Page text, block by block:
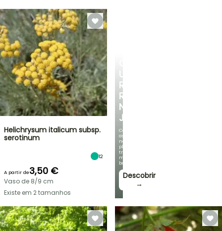
UM
RECANTO
REFRESCANTE
NO
JARDIM
Com
as
nossas
plantas
trepadeiras
mais
bonitas!
Descobrir
→
Helichrysum italicum subsp.
serotinum
12
A partir de3,50 €
Vaso de 8/9 cm
Existe em 2 tamanhos